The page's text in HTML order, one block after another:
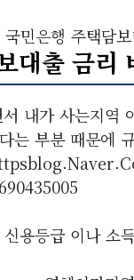
국민은행 주택담
대출 금리
내가 사는지역
는 부분 때문에
용등급 이나 소